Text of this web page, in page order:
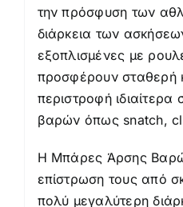
την πρόσφυση των
διάρκεια των
εξοπλισμένες με
προσφέρουν σταθερή
περιστροφή
βαρών όπως snatch,
Η Μπάρες Άρσης
επίστρωση τους από
πολύ μεγαλύτερη